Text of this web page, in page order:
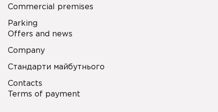
Commercial premises
Parking
Offers and news
Company
Стандарти майбутнього
Contacts
Terms of payment